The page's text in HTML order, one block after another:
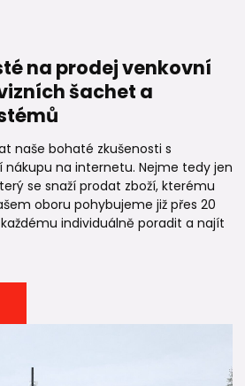
na prodej venkovní
šachet a
naše bohaté zkušenosti s
na internetu. Nejme tedy jen
se snaží prodat zboží, kterému
oboru pohybujeme již přes 20
individuálně poradit a najít